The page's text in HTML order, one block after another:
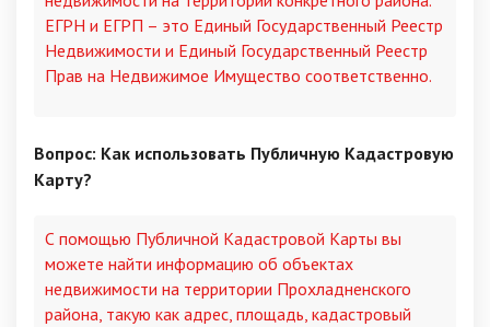
ЕГРН и ЕГРП – это Единый Государственный Реестр
Недвижимости и Единый Государственный Реестр
Прав на Недвижимое Имущество соответственно.
Вопрос: Как использовать Публичную Кадастровую
Карту?
С помощью Публичной Кадастровой Карты вы
можете найти информацию об объектах
недвижимости на территории Прохладненского
района, такую как адрес, площадь, кадастровый